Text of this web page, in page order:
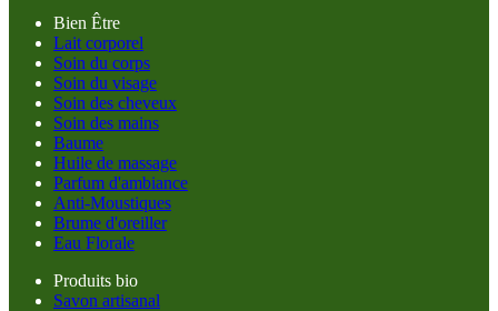
Bien Être
Lait corporel
Soin du corps
Soin du visage
Soin des cheveux
Soin des mains
Baume
Huile de massage
Parfum d'ambiance
Anti-Moustiques
Brume d'oreiller
Eau Florale
Produits bio
Savon artisanal